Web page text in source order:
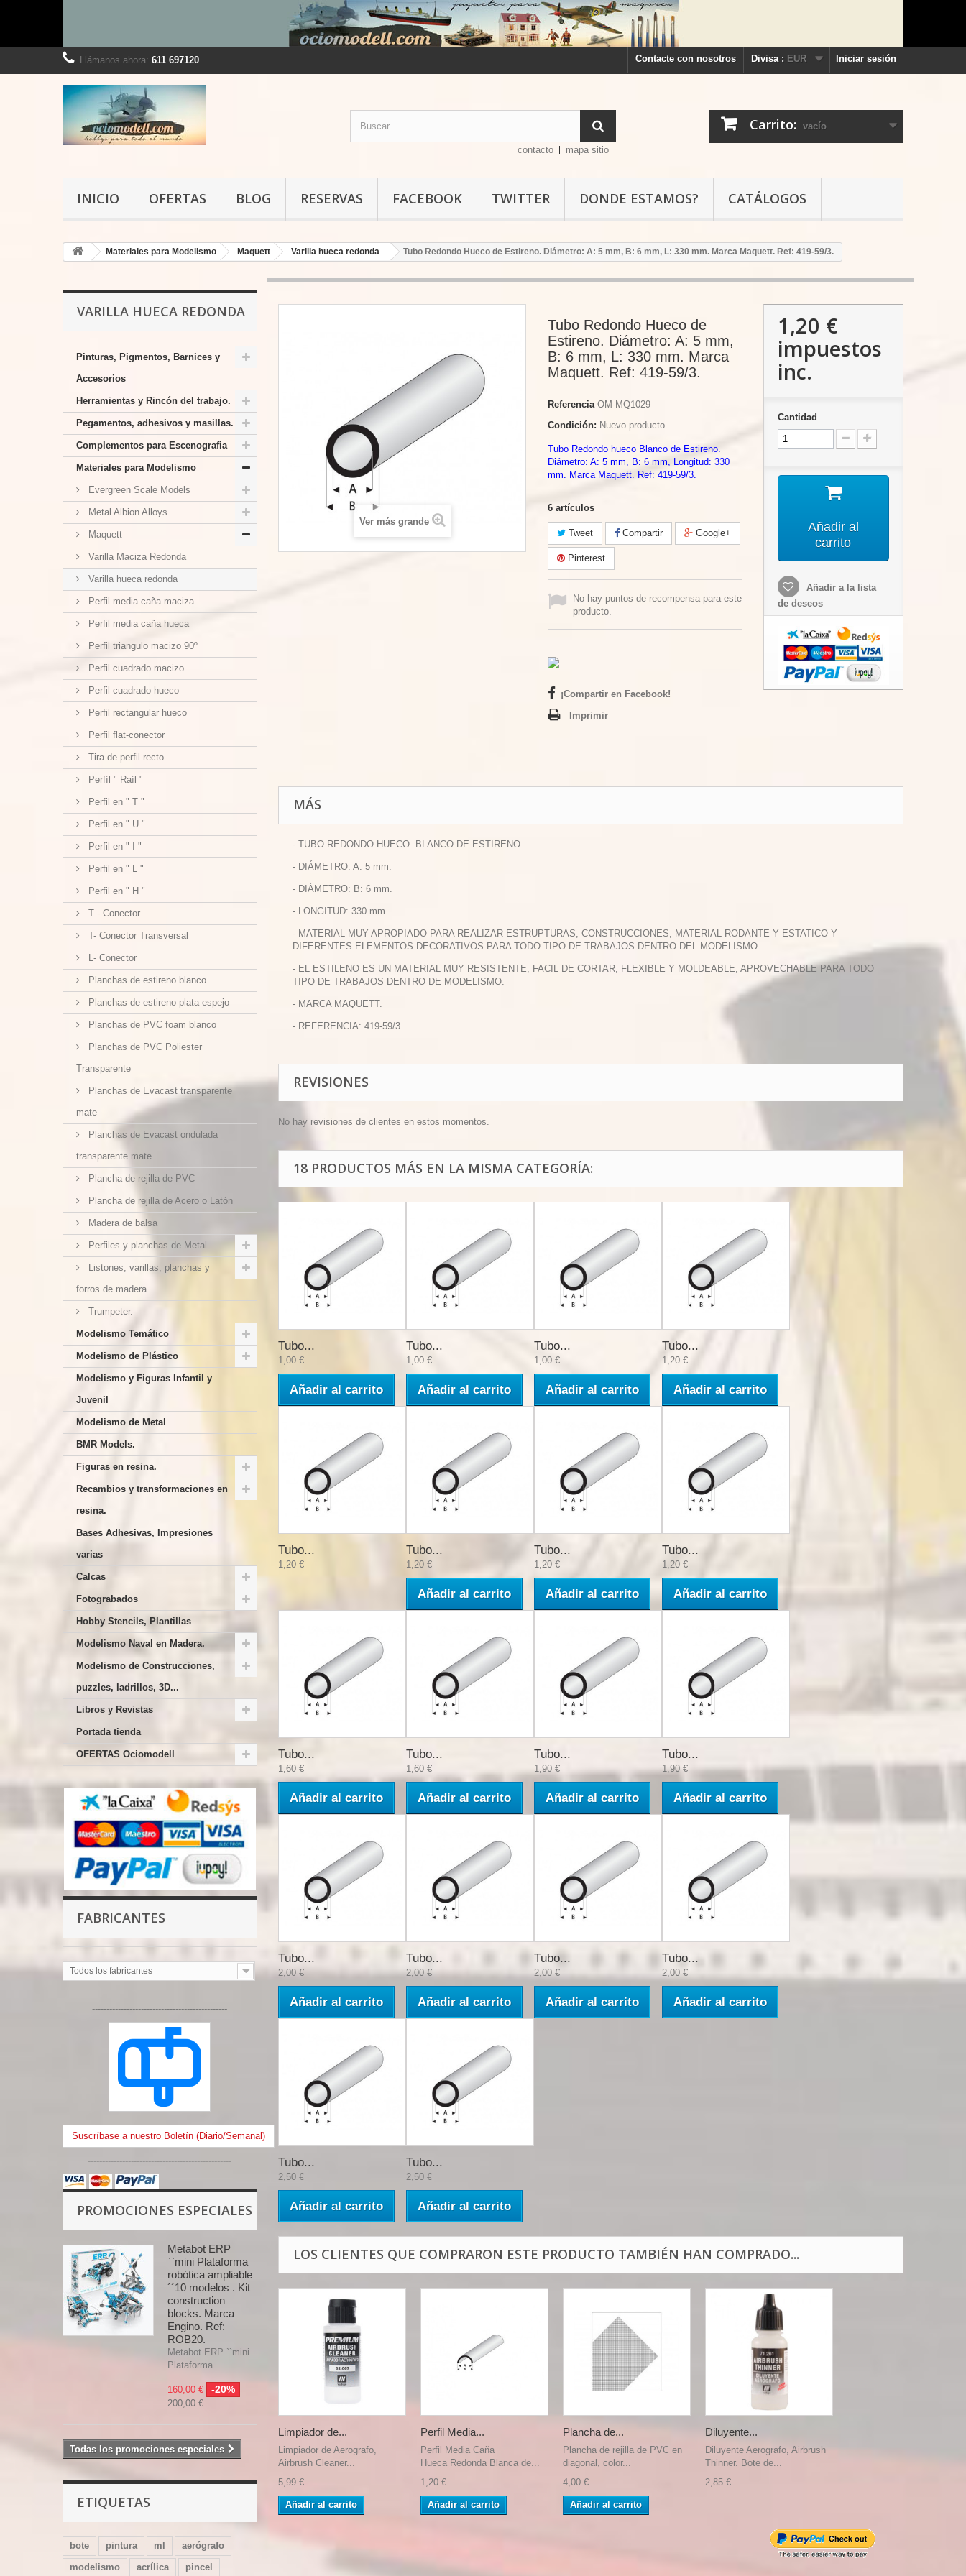
Iniciar sesión
Divisa : EUR
Contacte con nosotros
Llámanos ahora: 611 697120
Carrito: vacío
contacto mapa sitio
INICIO OFERTAS BLOG RESERVAS FACEBOOK TWITTER DONDE ESTAMOS? CATÁLOGOS
Materiales para Modelismo Maquett Varilla hueca redonda Tubo Redondo Hueco de Estireno. Diámetro: A: 5 mm, B: 6 mm, L: 330 mm. Marca Maquett. Ref: 419-59/3.
VARILLA HUECA REDONDA
Pinturas, Pigmentos, Barnices y
Accesorios
Herramientas y Rincón del trabajo.
Pegamentos, adhesivos y masillas.
Complementos para Escenografia
Materiales para Modelismo
Evergreen Scale Models
Metal Albion Alloys
Maquett
Varilla Maciza Redonda
Varilla hueca redonda
Perfil media caña maciza
Perfil media caña hueca
Perfil triangulo macizo 90º
Perfil cuadrado macizo
Perfil cuadrado hueco
Perfil rectangular hueco
Perfil flat-conector
Tira de perfil recto
Perfíl " Raíl "
Perfil en " T "
Perfil en " U "
Perfil en " I "
Perfil en " L "
Perfil en " H "
T - Conector
T- Conector Transversal
L- Conector
Planchas de estireno blanco
Planchas de estireno plata espejo
Planchas de PVC foam blanco
Planchas de PVC Poliester
Transparente
Planchas de Evacast transparente
mate
Planchas de Evacast ondulada
transparente mate
Plancha de rejilla de PVC
Plancha de rejilla de Acero o Latón
Madera de balsa
Perfiles y planchas de Metal
Listones, varillas, planchas y
forros de madera
Trumpeter.
Modelismo Temático
Modelismo de Plástico
Modelismo y Figuras Infantil y
Juvenil
Modelismo de Metal
BMR Models.
Figuras en resina.
Recambios y transformaciones en
resina.
Bases Adhesivas, Impresiones
varias
Calcas
Fotograbados
Hobby Stencils, Plantillas
Modelismo Naval en Madera.
Modelismo de Construcciones,
puzzles, ladrillos, 3D...
Libros y Revistas
Portada tienda
OFERTAS Ociomodell
FABRICANTES
Todos los fabricantes
-----------------------------------------------
Suscríbase a nuestro Boletín (Diario/Semanal)
--------------------------------------------------
PROMOCIONES ESPECIALES
Metabot ERP
``mini Plataforma
robótica ampliable
´´10 modelos . Kit
construction
blocks. Marca
Engino. Ref:
ROB20.
Metabot ERP ``mini
Plataforma...
160,00 € -20%
200,00 €
Todas los promociones especiales
ETIQUETAS
bote pintura ml
aerógrafo
modelismo
acrílica pincel
Ver más grande
Tubo Redondo Hueco de
Estireno. Diámetro: A: 5 mm,
B: 6 mm, L: 330 mm. Marca
Maquett. Ref: 419-59/3.
Referencia OM-MQ1029
Condición: Nuevo producto
Tubo Redondo hueco Blanco de Estireno.
Diámetro: A: 5 mm, B: 6 mm, Longitud: 330
mm. Marca Maquett. Ref: 419-59/3.
6 artículos
Tweet Compartir Google+
Pinterest
No hay puntos de recompensa para este
producto.
¡Compartir en Facebook!
Imprimir
1,20 €
impuestos
inc.
Cantidad
Añadir al
carrito
Añadir a la lista
de deseos
MÁS
- TUBO REDONDO HUECO BLANCO DE ESTIRENO.
- DIÁMETRO: A: 5 mm.
- DIÁMETRO: B: 6 mm.
- LONGITUD: 330 mm.
- MATERIAL MUY APROPIADO PARA REALIZAR ESTRUPTURAS, CONSTRUCCIONES, MATERIAL RODANTE Y ESTATICO Y
DIFERENTES ELEMENTOS DECORATIVOS PARA TODO TIPO DE TRABAJOS DENTRO DEL MODELISMO.
- EL ESTILENO ES UN MATERIAL MUY RESISTENTE, FACIL DE CORTAR, FLEXIBLE Y MOLDEABLE, APROVECHABLE PARA TODO
TIPO DE TRABAJOS DENTRO DE MODELISMO.
- MARCA MAQUETT.
- REFERENCIA: 419-59/3.
REVISIONES
No hay revisiones de clientes en estos momentos.
18 PRODUCTOS MÁS EN LA MISMA CATEGORÍA:
Tubo...
1,00 €
Añadir al carrito
Tubo...
1,00 €
Añadir al carrito
Tubo...
1,00 €
Añadir al carrito
Tubo...
1,20 €
Añadir al carrito
Tubo...
1,20 €
Tubo...
1,20 €
Añadir al carrito
Tubo...
1,20 €
Añadir al carrito
Tubo...
1,20 €
Añadir al carrito
Tubo...
1,60 €
Añadir al carrito
Tubo...
1,60 €
Añadir al carrito
Tubo...
1,90 €
Añadir al carrito
Tubo...
1,90 €
Añadir al carrito
Tubo...
2,00 €
Añadir al carrito
Tubo...
2,00 €
Añadir al carrito
Tubo...
2,00 €
Añadir al carrito
Tubo...
2,00 €
Añadir al carrito
Tubo...
2,50 €
Añadir al carrito
Tubo...
2,50 €
Añadir al carrito
LOS CLIENTES QUE COMPRARON ESTE PRODUCTO TAMBIÉN HAN COMPRADO...
Limpiador de...
Limpiador de Aerografo,
Airbrush Cleaner...
5,99 €
Añadir al carrito
Perfil Media...
Perfil Media Caña
Hueca Redonda Blanca de...
1,20 €
Añadir al carrito
Plancha de...
Plancha de rejilla de PVC en
diagonal, color...
4,00 €
Añadir al carrito
Diluyente...
Diluyente Aerografo, Airbrush
Thinner. Bote de...
2,85 €